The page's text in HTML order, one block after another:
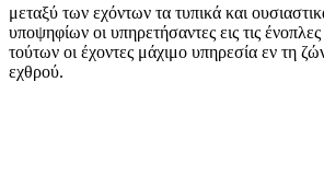
μεταξύ των εχόντων τα τυπικά και
υποψηφίων οι υπηρετήσαντες εις τις
τούτων οι έχοντες μάχιμο υπηρεσία εν τη
εχθρού.